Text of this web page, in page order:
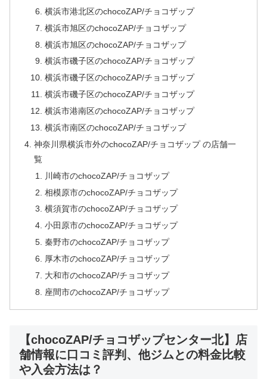
横浜市港北区のchocoZAP/チョコザップ
横浜市旭区のchocoZAP/チョコザップ
横浜市旭区のchocoZAP/チョコザップ
横浜市磯子区のchocoZAP/チョコザップ
横浜市磯子区のchocoZAP/チョコザップ
横浜市磯子区のchocoZAP/チョコザップ
横浜市港南区のchocoZAP/チョコザップ
横浜市南区のchocoZAP/チョコザップ
神奈川県横浜市外のchocoZAP/チョコザップ の店舗一
覧
川崎市のchocoZAP/チョコザップ
相模原市のchocoZAP/チョコザップ
横須賀市のchocoZAP/チョコザップ
小田原市のchocoZAP/チョコザップ
秦野市のchocoZAP/チョコザップ
厚木市のchocoZAP/チョコザップ
大和市のchocoZAP/チョコザップ
座間市のchocoZAP/チョコザップ
【chocoZAP/チョコザップセンター北】店
舗情報に口コミ評判、他ジムとの料金比較
や入会方法は？